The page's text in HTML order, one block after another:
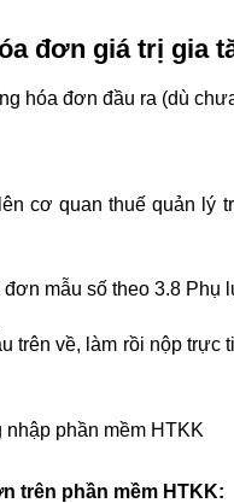
đơn giá trị gia
hóa đơn đầu ra (dù
cơ quan thuế quản lý
mẫu số theo 3.8 Phụ
trên về, làm rồi nộp
nhập phần mềm HTKK
trên phần mềm HTKK: